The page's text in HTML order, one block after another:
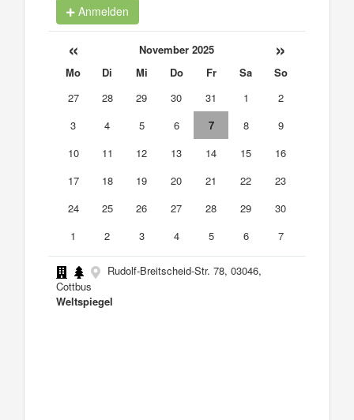
Anmelden
« November 2025 »
Mo Di Mi Do Fr Sa
So
27
28 29 30 31 1
2
3
4 5 6 7 8
9
10
11 12 13 14 15
16
17
18 19 20 21 22
23
24
25 26 27 28 29
30
1
2 3 4 5 6 7
Rudolf-Breitscheid-Str. 78, 03046,
Cottbus
Weltspiegel